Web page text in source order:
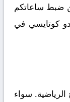
ضبط ساعاتكم
كوتايسي في
الرياضية. سواء